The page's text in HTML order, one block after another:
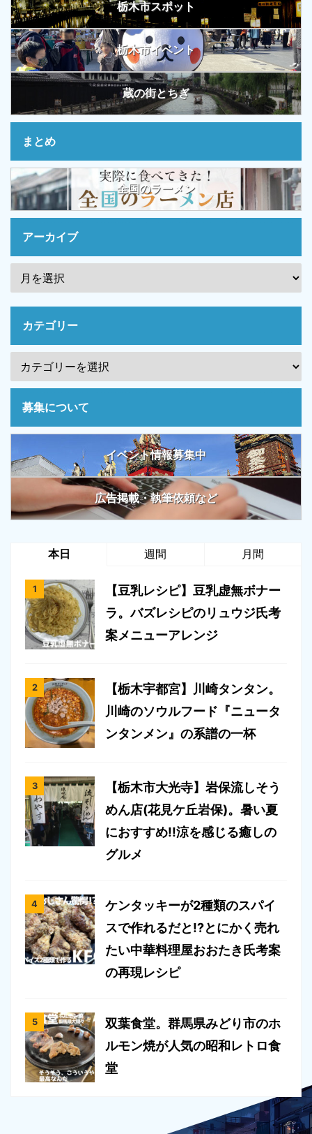
栃木市スポット
栃木市イベント
蔵の街とちぎ
まとめ
全国のラーメン
アーカイブ
カテゴリー
募集について
イベント情報募集中
広告掲載・執筆依頼など
本日 週間 月間
【豆乳レシピ】豆乳虚無ボナー
ラ。バズレシピのリュウジ氏考
案メニューアレンジ
【栃木宇都宮】川崎タンタン。
川崎のソウルフード『ニュータ
ンタンメン』の系譜の一杯
【栃木市大光寺】岩保流しそう
めん店(花見ケ丘岩保)。暑い夏
におすすめ!!涼を感じる癒しの
グルメ
ケンタッキーが2種類のスパイ
スで作れるだと!?とにかく売れ
たい中華料理屋おおたき氏考案
の再現レシピ
双葉食堂。群馬県みどり市のホ
ルモン焼が人気の昭和レトロ食
堂